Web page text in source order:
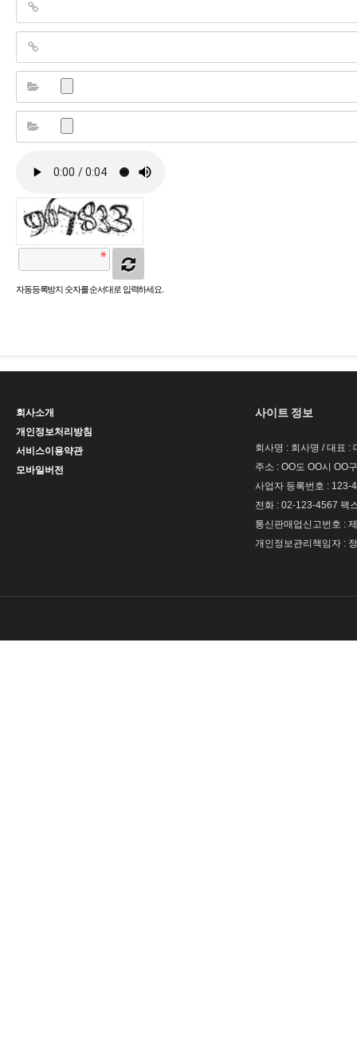
자동등록방지 숫자를 순서대로 입력하세요.
회사소개
개인정보처리방침
서비스이용약관
모바일버전
사이트 정보
회사명 : 회사명 / 대표 :
주소 : OO도 OO시 OO
사업자 등록번호 : 123-
전화 : 02-123-4567 팩
통신판매업신고번호 :
개인정보관리책임자 :